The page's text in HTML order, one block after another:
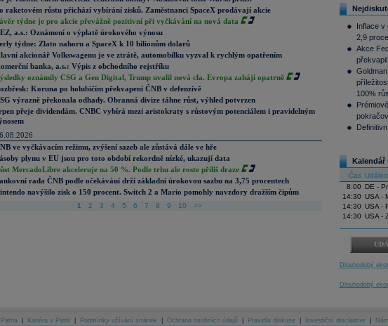
raketovém růstu přichází vybírání zisků. Zaměstnanci SpaceX prodávají akcie
týdne je pro akcie převážně pozitivní při vyčkávání na nová data
a.s.: Oznámení o výplatě úrokového výnosu
týdne: Zlato nahoru a SpaceX k 10 bilionům dolarů
akcionář Volkswagenu je ve ztrátě, automobilku vyzval k rychlým opatřením
banka, a.s.: Výpis z obchodního rejstříku
oznámily CSG a Gen Digital, Trump uvalil nová cla. Evropa zahájí opatrně
Koruna po holubičím překvapení ČNB v defenzivě
výrazně překonala odhady. Obranná divize táhne růst, výhled potvrzen
přeje dividendám. CNBC vybírá mezi aristokraty s růstovým potenciálem i pravidelným
ve vyčkávacím režimu, zvýšení sazeb ale zůstává dále ve hře
plynu v EU jsou pro toto období rekordně nízké, ukazují data
MercadoLibre akceleruje na 50 %. Podle trhu ale roste příliš draze
rada ČNB podle očekávání drží základní úrokovou sazbu na 3,75 procentech
navýšilo zisk o 150 procent. Switch 2 a Mario pomohly navzdory dražším čipům
1 2 3 4 5 6 7 8 9 10 >>
Inflace v
2,9
Akce
100%
Kalendář
Čas
8:00
DE -
14:30 USA -
14:30 USA -
14:30 USA -
Dlouhodobý
Dlouhodobý
Kariéra v Patrii Podmínky užívání stránek Ochrana osobních údajů Pravidla diskuse Investiční disclaimer